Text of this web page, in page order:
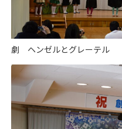
劇 ヘンゼルとグレーテル